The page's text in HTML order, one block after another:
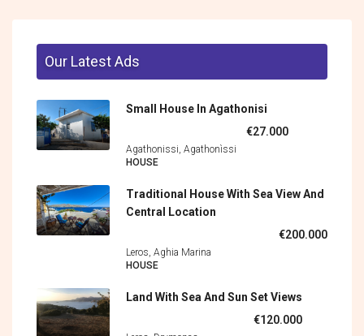
Our Latest Ads
Small House In Agathonisi
€27.000
Agathonissi, Agathonìssi
HOUSE
Traditional House With Sea View And
Central Location
€200.000
Leros, Aghia Marina
HOUSE
Land With Sea And Sun Set Views
€120.000